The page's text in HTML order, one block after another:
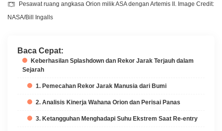
Pesawat ruang angkasa Orion milik ASA dengan Artemis II. Image Credit:
NASA/Bill Ingalls
Baca Cepat:
Keberhasilan Splashdown dan Rekor Jarak Terjauh dalam
Sejarah
1. Pemecahan Rekor Jarak Manusia dari Bumi
2. Analisis Kinerja Wahana Orion dan Perisai Panas
3. Ketangguhan Menghadapi Suhu Ekstrem Saat Re-entry